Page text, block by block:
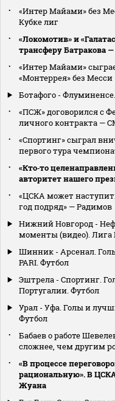
«Интер Майами» без
Кубке лиг
«Локомотив» и
трансферу Батракова
«Интер Майами»
«Монтеррея» без Месси
Ботафого -
«ПСЖ» договорился с
личного контракта —
«Спортинг» сыграл
первого тура
«Кто‑то
авторитет нашего
«ЦСКА может
год подряд» — Радимов
Нижний Новгород -
моменты (видео). Лига
Шинник - Арсенал.
PARI. Футбол
Эштрела - Спортинг.
Португалии. Футбол
Урал - Уфа. Голы и
Футбол
Бабаев о работе
сложнее, чем другим
«В процессе
рациональную». В
Жуана